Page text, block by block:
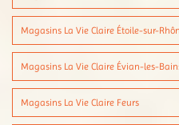
Magasins La Vie Claire Étoile-sur-
Magasins La Vie Claire Évian-les-
Magasins La Vie Claire Feurs